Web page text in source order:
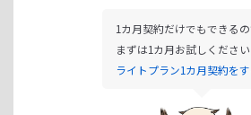
1カ月契約だけでもできるの
まずは1カ月お試しください
ライトプラン1カ月契約を